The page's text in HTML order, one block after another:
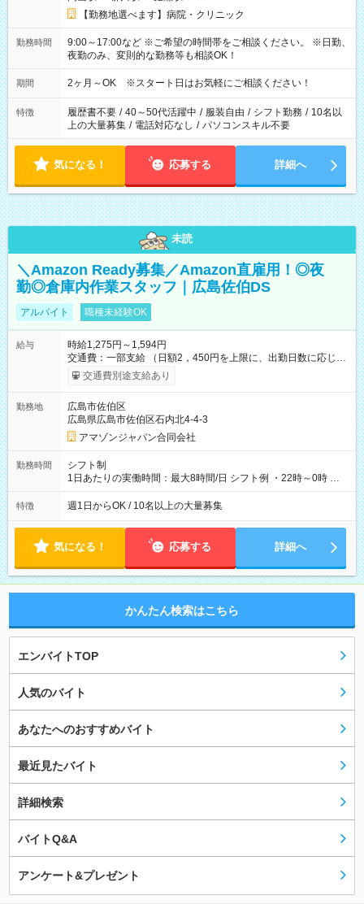
【勤務地選べます】病院・クリニック
勤務時間
9:00～17:00など ※ご希望の時間帯をご相談ください。 ※日勤、
夜勤のみ、変則的な勤務等も相談OK！
期間 2ヶ月～OK ※スタート日はお気軽にご相談ください！
特徴 履歴書不要 / 40～50代活躍中 / 服装自由 / シフト勤務 / 10名以
上の大量募集 / 電話対応なし / パソコンスキル不要
気になる！ 応募する 詳細へ
未読
＼Amazon Ready募集／Amazon直雇用！◎夜
勤◎倉庫内作業スタッフ｜広島佐伯DS
アルバイト 職種未経験OK
給与
時給1,275円～1,594円
交通費：一部支給 （日額2，450円を上限に、出勤日数に応じて
実費支給） ※22:00～翌5:00までは時給25%UP！ ■給与前払い
制度あり ※前払い額の上限あり、手数料無料（Amazon負担）
交通費別途支給あり
勤務地
広島市佐伯区
広島県広島市佐伯区石内北4-4-3
アマゾンジャパン合同会社
勤務時間
シフト制
1日あたりの実働時間：最大8時間/日 シフト例 ・22時～0時 入
社後、就業可能シフトをご確認の上、申請してください。
特徴 週1日からOK / 10名以上の大量募集
気になる！ 応募する 詳細へ
かんたん検索はこちら
エンバイトTOP
人気のバイト
あなたへのおすすめバイト
最近見たバイト
詳細検索
バイトQ&A
アンケート&プレゼント